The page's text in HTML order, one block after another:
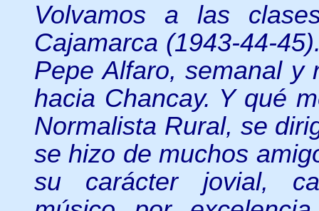
Volvamos a las
Cajamarca (1943-44-
Pepe Alfaro, semanal y
hacia Chancay. Y qué
Normalista Rural, se
se hizo de muchos
su carácter jovial,